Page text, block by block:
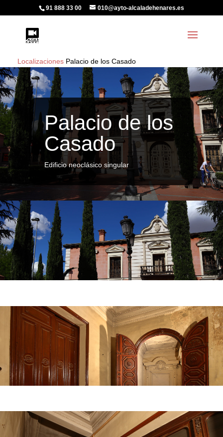
91 888 33 00 010@ayto-alcaladehenares.es
Localizaciones Palacio de los Casado
Palacio de los
Casado
Edificio neoclásico singular